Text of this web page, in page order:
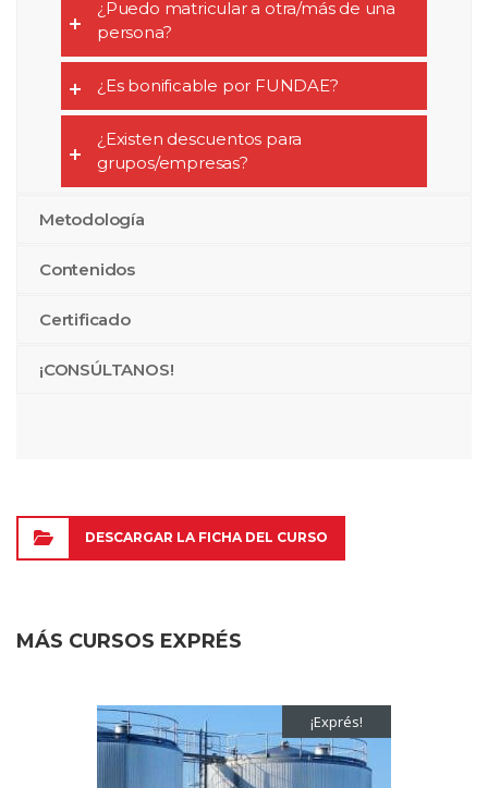
¿Puedo matricular a otra/más de una
persona?
¿Es bonificable por FUNDAE?
¿Existen descuentos para
grupos/empresas?
Metodología
Contenidos
Certificado
¡CONSÚLTANOS!
DESCARGAR LA FICHA DEL CURSO
MÁS CURSOS EXPRÉS
¡Exprés!